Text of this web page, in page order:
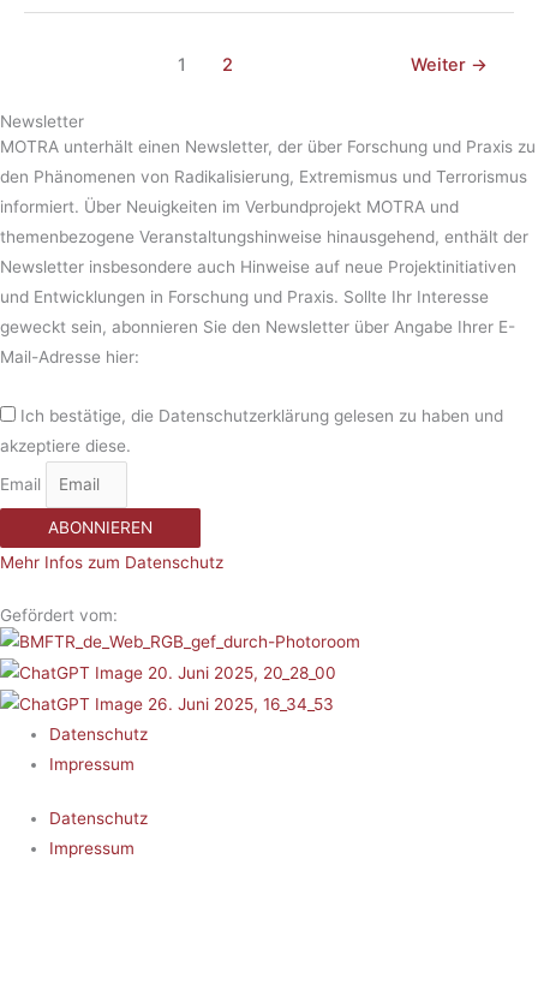
1 2 Weiter →
Newsletter
MOTRA unterhält einen Newsletter, der über Forschung und Praxis zu
den Phänomenen von Radikalisierung, Extremismus und Terrorismus
informiert. Über Neuigkeiten im Verbundprojekt MOTRA und
themenbezogene Veranstaltungshinweise hinausgehend, enthält der
Newsletter insbesondere auch Hinweise auf neue Projektinitiativen
und Entwicklungen in Forschung und Praxis. Sollte Ihr Interesse
geweckt sein, abonnieren Sie den Newsletter über Angabe Ihrer E-
Mail-Adresse hier:
Ich bestätige, die Datenschutzerklärung gelesen zu haben und
akzeptiere diese.
Email
ABONNIEREN
Mehr Infos zum Datenschutz
Gefördert vom:
Datenschutz
Impressum
Datenschutz
Impressum